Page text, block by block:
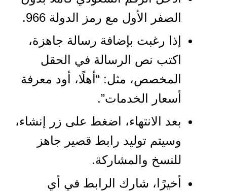
الصفر الأول مع رمز الدولة 966.
إذا رغبت بإضافة رسالة جاهزة،
اكتب نص الرسالة في الحقل
المخصص، مثل: “أهلًا، أود معرفة
أسعار الخدمات”.
بعد الانتهاء، اضغط على زر إنشاء،
وسيتم توليد رابط قصير جاهز
للنسخ والمشاركة.
أخيرًا، شارك الرابط في أي